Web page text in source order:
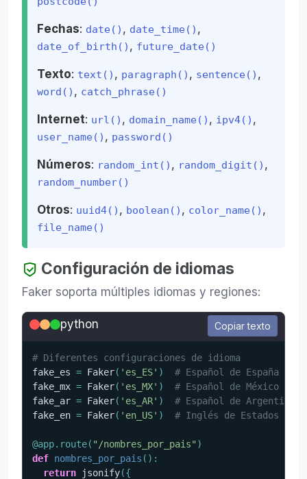
Fechas: date() , date_time() ,
date_of_birth() , future_date()
Texto: text() , paragraph() , sentence() ,
word() , catch_phrase()
Internet: url() , domain_name() , ipv4() ,
user_name() , password()
Números: random_int() , random_digit() ,
random_number()
Otros: uuid4() , boolean() , color_name() ,
file_name()
Configuración de idiomas
Faker soporta múltiples idiomas y regiones:
python Copiar texto
# Diferentes configuraciones de idioma
fake_es = Faker( 'es_ES' )
# Español de España
fake_mx = Faker( 'es_MX' )
# Español de México
fake_ar = Faker( 'es_AR' )
# Español de Argentina
fake_en = Faker( 'en_US' ) # Inglés de Estados
@app. route( "/nombres_por_pais" )
def nombres_por_pais ( ) :
return jsonify({